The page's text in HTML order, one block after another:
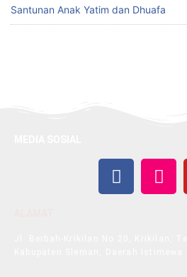
Santunan Anak Yatim dan Dhuafa